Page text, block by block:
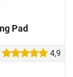
Pad
4,9